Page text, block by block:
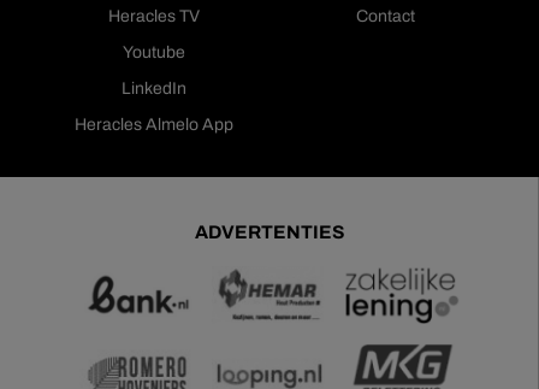
Heracles TV
Youtube
LinkedIn
Heracles Almelo App
Contact
ADVERTENTIES